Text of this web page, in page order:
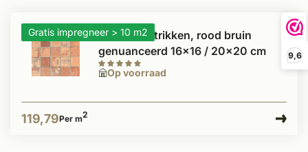
9,6
Gratis impregneer > 10 m2
Op voorraad
Antieke estrikken, rood bruin
genuanceerd 16x16 / 20x20 cm
119,79Per m2